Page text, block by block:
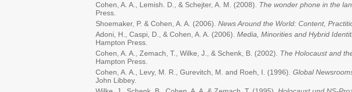
Cohen, A. A., Lemish. D., & Schejter, A. M. (2008). The wonder phone in the
Press.
Shoemaker, P. & Cohen, A. A. (2006). News Around the World: Content,
Adoni, H., Caspi, D., & Cohen, A. A. (2006). Media, Minorities and Hybrid
Hampton Press.
Cohen, A. A., Zemach, T., Wilke, J., & Schenk, B. (2002). The Holocaust and
Hampton Press.
Cohen, A. A., Levy, M. R., Gurevitch, M. and Roeh, I. (1996). Global
John Libbey.